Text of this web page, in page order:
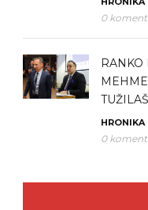
0
RANKO
HRONIKA
0